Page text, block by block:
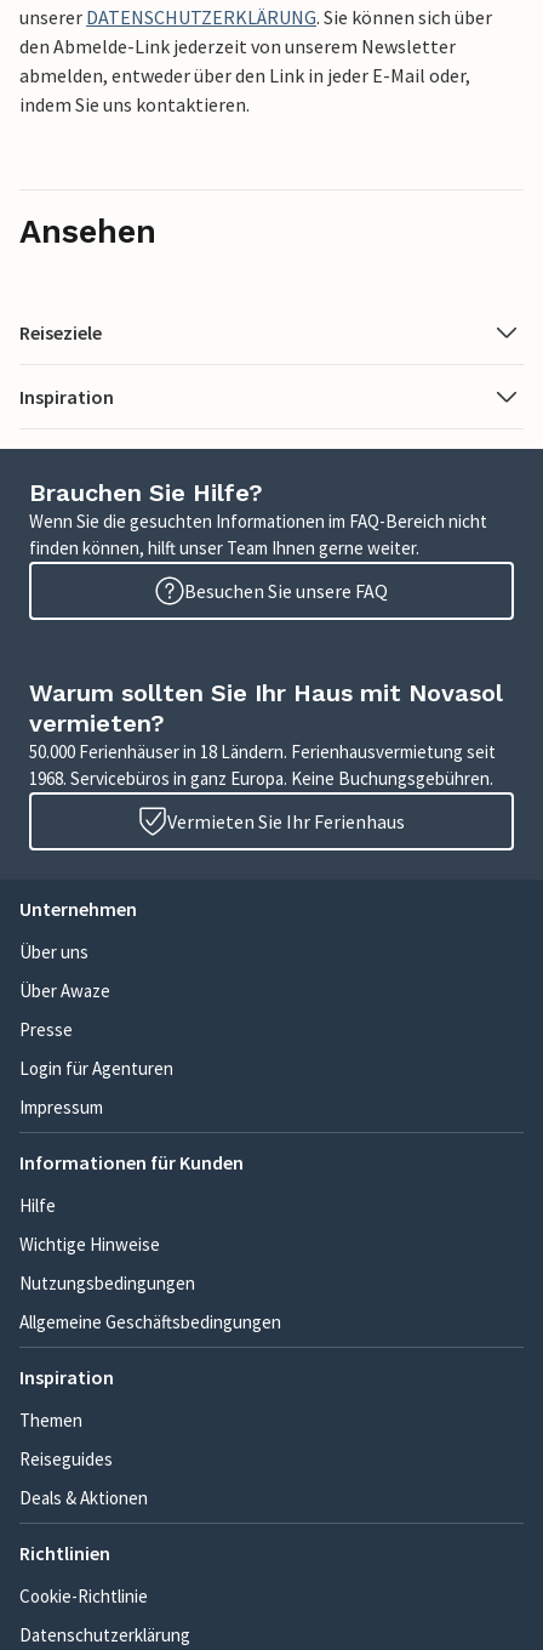
unserer DATENSCHUTZERKLÄRUNG. Sie können sich über
den Abmelde-Link jederzeit von unserem Newsletter
abmelden, entweder über den Link in jeder E-Mail oder,
indem Sie uns kontaktieren.
Ansehen
Reiseziele
Inspiration
Brauchen Sie Hilfe?
Wenn Sie die gesuchten Informationen im FAQ-Bereich nicht
finden können, hilft unser Team Ihnen gerne weiter.
Besuchen Sie unsere FAQ
Warum sollten Sie Ihr Haus mit Novasol
vermieten?
50.000 Ferienhäuser in 18 Ländern. Ferienhausvermietung seit
1968. Servicebüros in ganz Europa. Keine Buchungsgebühren.
Vermieten Sie Ihr Ferienhaus
Unternehmen
Über uns
Über Awaze
Presse
Login für Agenturen
Impressum
Informationen für Kunden
Hilfe
Wichtige Hinweise
Nutzungsbedingungen
Allgemeine Geschäftsbedingungen
Inspiration
Themen
Reiseguides
Deals & Aktionen
Richtlinien
Cookie-Richtlinie
Datenschutzerklärung